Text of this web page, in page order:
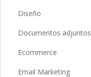
Diseño
Documentos adjuntos
Ecommerce
Email Marketing